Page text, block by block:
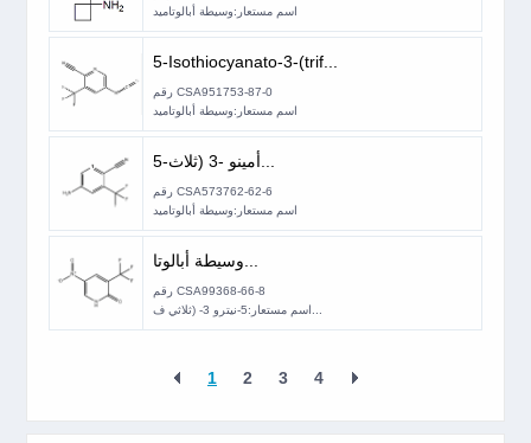
اسم مستعار:وسيطة أبالوتاميد
5-Isothiocyanato-3-(trif...
رقم CSA951753-87-0
اسم مستعار:وسيطة أبالوتاميد
رقم CSA573762-62-6
اسم مستعار:وسيطة أبالوتاميد
رقم CSA99368-66-8
1 2 3 4